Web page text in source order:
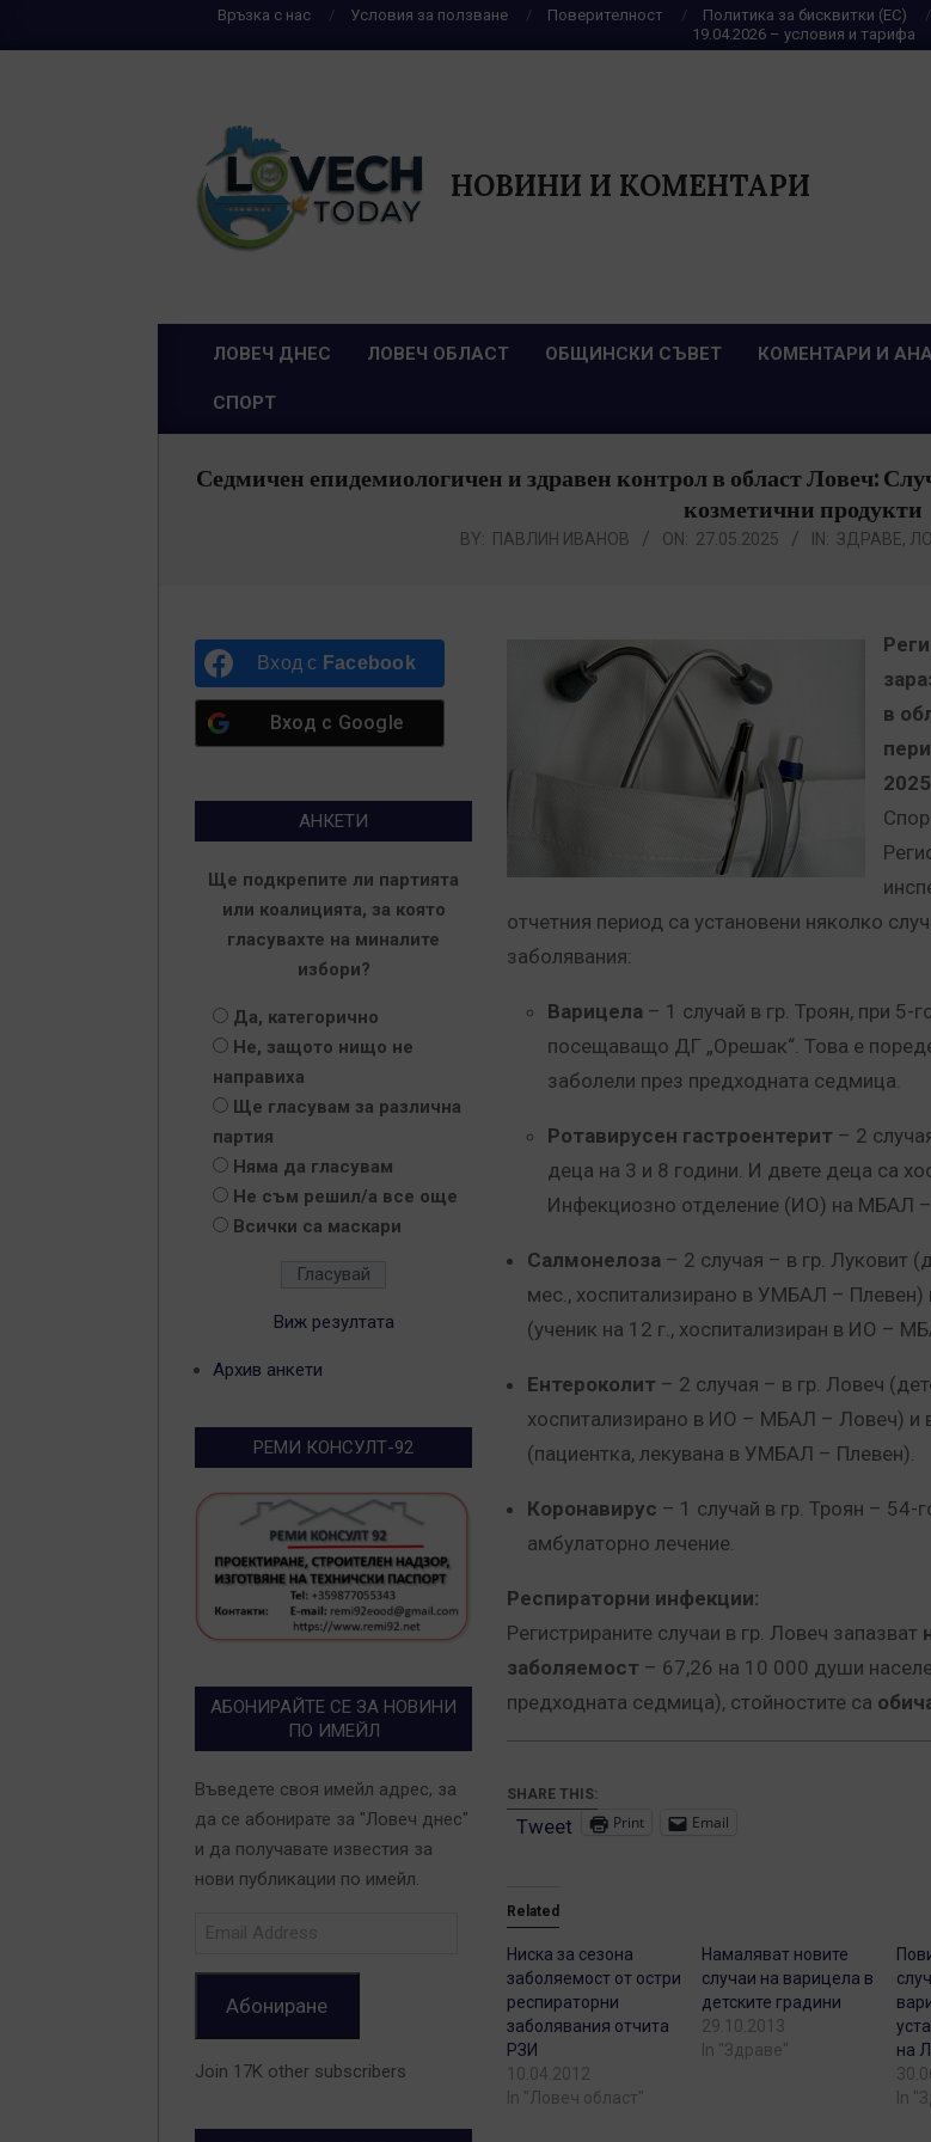
Връзка с нас Условия за ползване Поверителност Политика за бисквитки (ЕС)
19.04.2026 – условия и тарифа
НОВИНИ И КОМЕНТАРИ
Primary
ЛОВЕЧ ДНЕС ЛОВЕЧ ОБЛАСТ ОБЩИНСКИ СЪВЕТ КОМЕНТАРИ И
СПОРТ
Седмичен епидемиологичен и здравен контрол в област Ловеч:
козметични продукти
BY: ПАВЛИН ИВАНОВ ON: 27.05.2025 IN: ЗДРАВЕ,
в
отчетния период са установени няколко
заболявания:
Варицела – 1 случай в гр. Троян, при 5-
посещаващо ДГ „Орешак“. Това е
заболели през предходната седмица.
Ротавирусен гастроентерит – 2
деца на 3 и 8 години. И двете деца са
Инфекциозно отделение (ИО) на МБАЛ
Салмонелоза – 2 случая – в гр. Луковит
мес., хоспитализирано в УМБАЛ – Плевен)
(ученик на 12 г., хоспитализиран в ИО –
Ентероколит – 2 случая – в гр. Ловеч
хоспитализирано в ИО – МБАЛ – Ловеч) и
(пациентка, лекувана в УМБАЛ – Плевен).
Коронавирус – 1 случай в гр. Троян – 54-
амбулаторно лечение.
Респираторни инфекции:
Регистрираните случаи в гр. Ловеч запазват
заболяемост – 67,26 на 10 000 души
предходната седмица), стойностите са
SHARE THIS:
Tweet Print Email
Related
Ниска за сезона
заболяемост от остри
респираторни
заболявания отчита
РЗИ
10.04.2012
In "Ловеч област"
Намаляват новите
случаи на варицела в
детските градини
29.10.2013
In "Здраве"
на
In
Вход с Facebook
Вход с Google
АНКЕТИ
Ще подкрепите ли партията
или коалицията, за която
гласувахте на миналите
избори?
Да, категорично
Не, защото нищо не
направиха
Ще гласувам за различна
партия
Няма да гласувам
Не съм решил/а все още
Всички са маскари
Виж резултата
Архив анкети
РЕМИ КОНСУЛТ-92
АБОНИРАЙТЕ СЕ ЗА НОВИНИ
ПО ИМЕЙЛ
Въведете своя имейл адрес, за
да се абонирате за "Ловеч днес"
и да получавате известия за
нови публикации по имейл.
Абониране
Join 17K other subscribers